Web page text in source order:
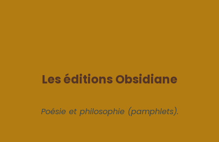
Les éditions Obsidiane
Poésie et philosophie (pamphlets).